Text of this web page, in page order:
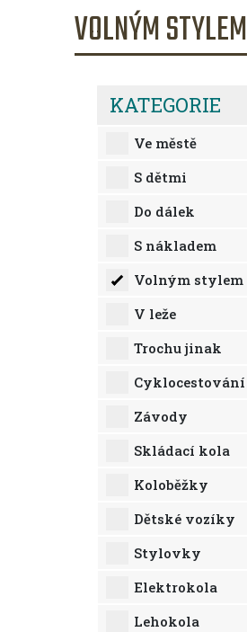
VOLNÝM STYLEM
KATEGORIE
Ve městě
S dětmi
Do dálek
S nákladem
Volným stylem
V leže
Trochu jinak
Cyklocestování
Závody
Skládací kola
Koloběžky
Dětské vozíky
Stylovky
Elektrokola
Lehokola